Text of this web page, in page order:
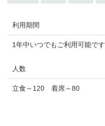
利用期間
1年中いつでもご利用可能です
人数
立食～120 着席～80